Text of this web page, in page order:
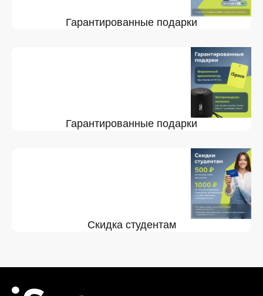
Гарантированные подарки
Гарантированные подарки
Скидка студентам